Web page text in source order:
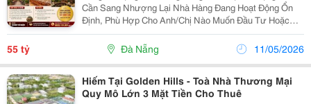
Cần Sang Nhượng Lại Nhà Hàng Đang Hoạt Động Ổn
Định, Phù Hợp Cho Anh/Chị Nào Muốn Đầu Tư Hoặc
Tiếp Quản Làm Ngay. Hiện Quán Vẫn Đang Kinh Doanh
Bình Thường, Có Sẵn Lượng Khách Quen Lâu Năm
(Hơn 10...
55 tỷ Đà Nẵng 11/05/2026
Hiếm Tại Golden Hills - Toà Nhà Thương Mại
Quy Mô Lớn 3 Mặt Tiền Cho Thuê